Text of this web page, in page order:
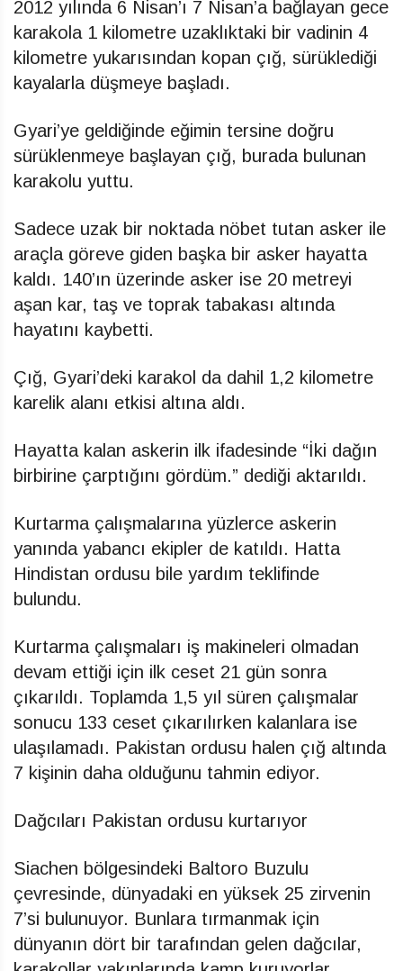
2012 yılında 6 Nisan’ı 7 Nisan’a bağlayan gece
karakola 1 kilometre uzaklıktaki bir vadinin 4
kilometre yukarısından kopan çığ, sürüklediği
kayalarla düşmeye başladı.
Gyari’ye geldiğinde eğimin tersine doğru
sürüklenmeye başlayan çığ, burada bulunan
karakolu yuttu.
Sadece uzak bir noktada nöbet tutan asker ile
araçla göreve giden başka bir asker hayatta
kaldı. 140’ın üzerinde asker ise 20 metreyi
aşan kar, taş ve toprak tabakası altında
hayatını kaybetti.
Çığ, Gyari’deki karakol da dahil 1,2 kilometre
karelik alanı etkisi altına aldı.
Hayatta kalan askerin ilk ifadesinde “İki dağın
birbirine çarptığını gördüm.” dediği aktarıldı.
Kurtarma çalışmalarına yüzlerce askerin
yanında yabancı ekipler de katıldı. Hatta
Hindistan ordusu bile yardım teklifinde
bulundu.
Kurtarma çalışmaları iş makineleri olmadan
devam ettiği için ilk ceset 21 gün sonra
çıkarıldı. Toplamda 1,5 yıl süren çalışmalar
sonucu 133 ceset çıkarılırken kalanlara ise
ulaşılamadı. Pakistan ordusu halen çığ altında
7 kişinin daha olduğunu tahmin ediyor.
Dağcıları Pakistan ordusu kurtarıyor
Siachen bölgesindeki Baltoro Buzulu
çevresinde, dünyadaki en yüksek 25 zirvenin
7’si bulunuyor. Bunlara tırmanmak için
dünyanın dört bir tarafından gelen dağcılar,